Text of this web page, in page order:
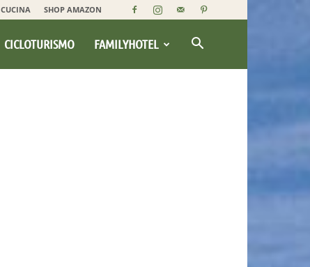
CUCINA SHOP AMAZON
CICLOTURISMO FAMILYHOTEL